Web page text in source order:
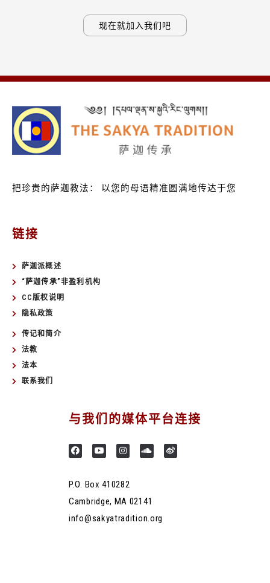
现在就加入我们吧
把珍贵的萨迦教法： 以您的母语精准圆满地传达于您
链接
萨迦派概述
“萨迦传承”非盈利机构
CC版权说明
隐私政策
传记和简介
法教
法本
联系我们
与我们的媒体平台连接
P.O. Box 410282
Cambridge, MA 02141
info@sakyatradition.org